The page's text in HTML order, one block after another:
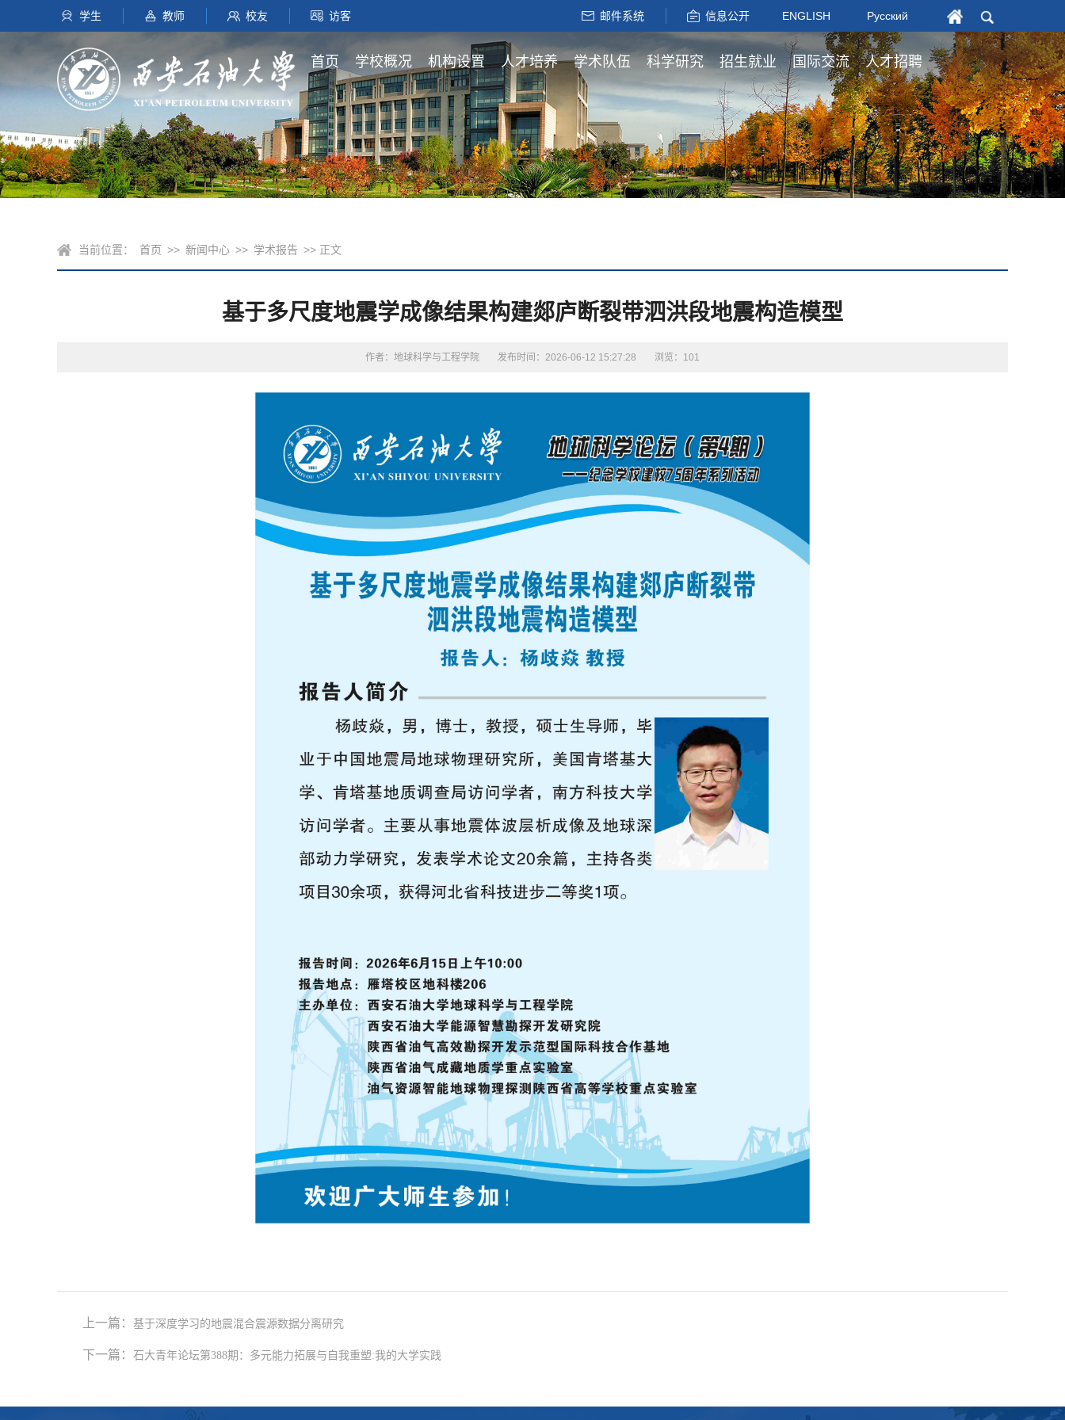
学生 教师 校友 访客 邮件系统 信息公开 ENGLISH Русский
首页 学校概况 机构设置 人才培养 学术队伍 科学研究 招生就业 国际交流 人才招聘
当前位置： 首页 >> 新闻中心 >> 学术报告 >> 正文
基于多尺度地震学成像结果构建郯庐断裂带泗洪段地震构造模型
作者：地球科学与工程学院 发布时间：2026-06-12 15:27:28 浏览： 101
上一篇： 基于深度学习的地震混合震源数据分离研究
下一篇： 石大青年论坛第388期：多元能力拓展与自我重塑:我的大学实践